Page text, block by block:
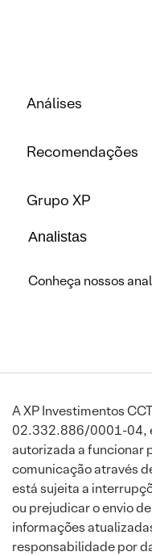
Análises
Recomendações
Grupo XP
Analistas
Conheça nossos
A XP Investimentos
02.332.886/0001-04,
autorizada a funcionar
comunicação através
está sujeita a
ou prejudicar o envio
informações
responsabilidade por